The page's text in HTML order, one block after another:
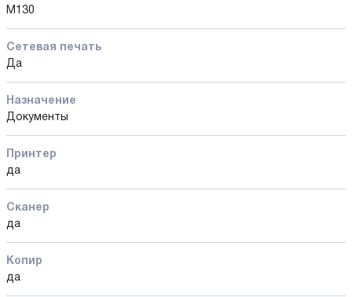
М130
Сетевая печать
Да
Назначение
Документы
Принтер
да
Сканер
да
Копир
да